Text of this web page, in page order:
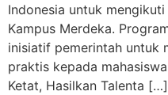
Indonesia untuk
Kampus Merdeka.
inisiatif pemerintah untuk
praktis kepada
Ketat, Hasilkan Talenta […]